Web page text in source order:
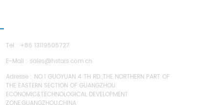
Tel : +86 13119505727
E-Mail : sales@hstars.com.cn
Adresse : NO.1 GUOYUAN 4 TH RD.,THE NORTHERN PART OF
THE EASTERN SECTION OF GUANGZHOU
ECONOMIC&TECHNOLOGICAL DEVELOPMENT
ZONE,GUANGZHOU,CHINA